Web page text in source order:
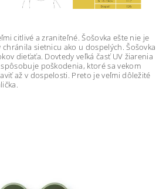
citlivé a zraniteľné. Šošovka ešte nie je
sietnicu ako u dospelých. Šošovka
dieťaťa. Dovtedy veľká časť UV žiarenia
poškodenia, ktoré sa vekom
až v dospelosti. Preto je veľmi dôležité